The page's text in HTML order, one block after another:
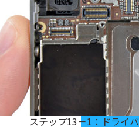
ステップ13－1：ドライ